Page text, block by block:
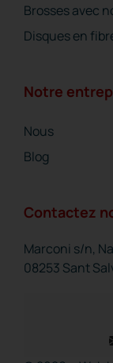
Brosses avec
Disques en
Notre
Nous
Blog
Contactez
Marconi s/n,
08253 Sant